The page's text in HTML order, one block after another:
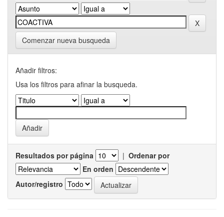
Comenzar nueva busqueda
Añadir filtros:
Usa los filtros para afinar la busqueda.
Resultados por página | Ordenar por
En orden
Autor/registro